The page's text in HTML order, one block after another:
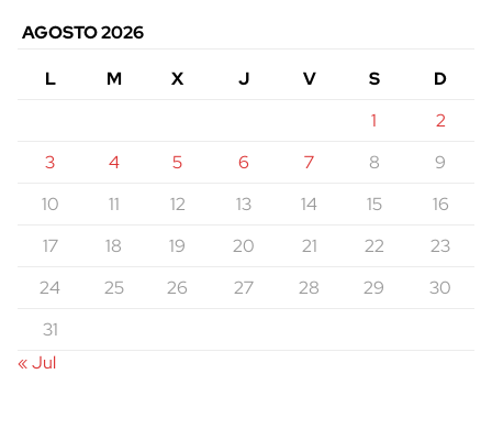
AGOSTO 2026
L
M X J V S
D
1
2
3
4 5 6 7 8
9
10
11 12 13 14 15
16
17
18 19 20 21 22
23
24
25 26 27 28 29
30
31
« Jul